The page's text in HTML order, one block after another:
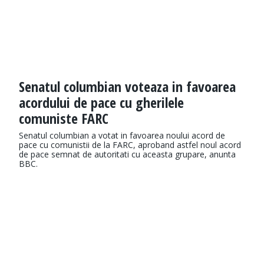
Senatul columbian voteaza in favoarea
acordului de pace cu gherilele
comuniste FARC
Senatul columbian a votat in favoarea noului acord de
pace cu comunistii de la FARC, aproband astfel noul acord
de pace semnat de autoritati cu aceasta grupare, anunta
BBC.